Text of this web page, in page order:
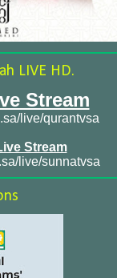
LIVE HD.
Stream
live/qurantvsa
Stream
live/sunnatvsa